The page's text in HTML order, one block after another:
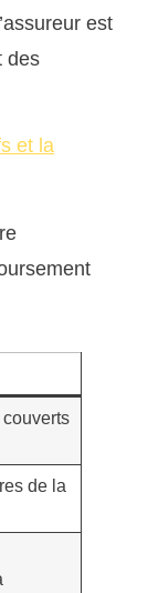
est
des
et la
de la